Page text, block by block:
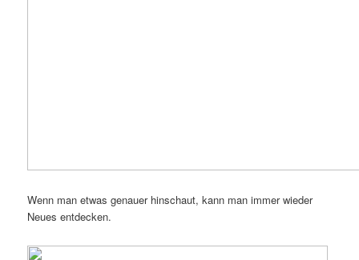
Wenn man etwas genauer hinschaut, kann man immer wieder
Neues entdecken.